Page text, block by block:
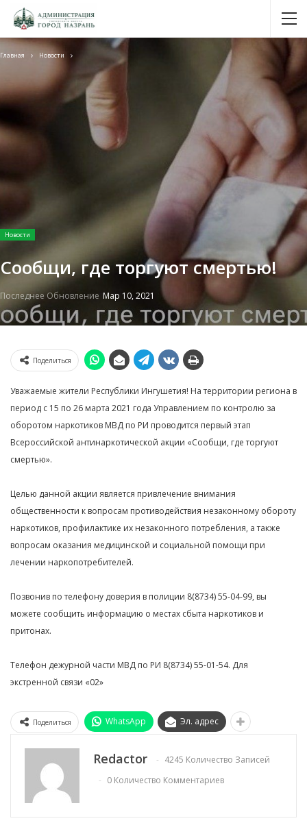
Главная Новости
Новости
Сообщи, где торгуют смертью!
Последнее Обновление Мар 10, 2021
Поделиться
Уважаемые жители Республики Ингушетия! На территории региона в
период с 15 по 26 марта 2021 года Управлением по контролю за
оборотом наркотиков МВД по РИ проводится первый этап
Всероссийской антинаркотической акции «Сообщи, где торгуют
смертью».
Целью данной акции является привлечение внимания
общественности к вопросам противодействия незаконному обороту
наркотиков, профилактике их незаконного потребления, а также
вопросам оказания медицинской и социальной помощи при
лечении наркопотребителей.
Позвонив по телефону доверия в полиции 8(8734) 55-04-99, вы
можете сообщить информацию о местах сбыта наркотиков и
притонах.
Телефон дежурной части МВД по РИ 8(8734) 55-01-54. Для
экстренной связи «02»
Поделиться WhatsApp Эл. адрес
Redactor
4245 Количество Записей
0 Количество Комментариев